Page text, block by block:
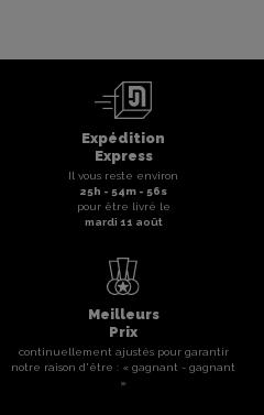
Expédition
Express
Il vous reste environ
25h - 54m - 56s
pour être livré le
mardi 11 août
Meilleurs
Prix
continuellement ajustés pour garantir
notre raison d'être : « gagnant - gagnant
»